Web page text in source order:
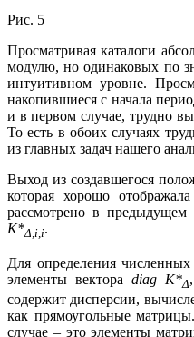
Рис. 5
Просматривая каталоги
модулю, но одинаковых по
интуитивном уровне.
накопившиеся с начала
и в первом случае, трудно
То есть в обоих случаях
из главных задач нашего
Выход из создавшегося
которая хорошо
рассмотрено в предыдущем
K*Δ,i,i.
Для определения
элементы вектора diag K*Δ
содержит дисперсии,
как прямоугольные
случае – это элементы